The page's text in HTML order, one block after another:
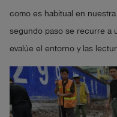
como es habitual en
segundo paso se recurre a
evalúe el entorno y las